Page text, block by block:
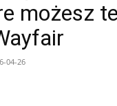
możesz
04-26